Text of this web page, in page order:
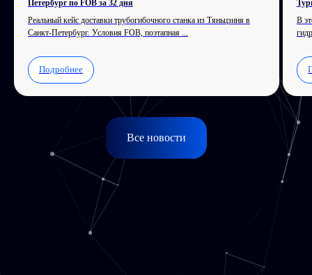
Петербург по FOB за 32 дня
Реальный кейс доставки трубогибочного станка из Тяньцзиня в
Санкт-Петербург. Условия FOB, поэтапная ...
Подробнее
В
Все новости